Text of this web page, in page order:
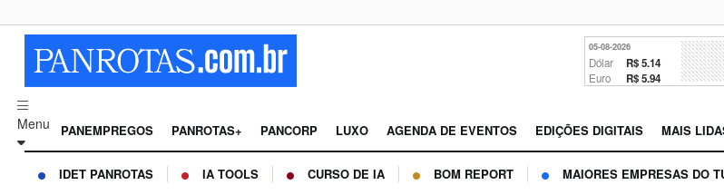
05-08-2026
Dólar R$ 5.14
Euro R$ 5.94
Menu PANEMPREGOS PANROTAS+ PANCORP LUXO AGENDA DE EVENTOS EDIÇÕES DIGITAIS MAIS
IDET PANROTAS IA TOOLS CURSO DE IA BOM REPORT MAIORES EMPRESAS DO